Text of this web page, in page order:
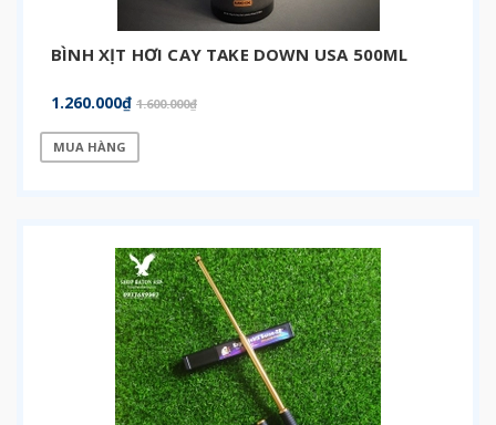
BÌNH XỊT HƠI CAY TAKE DOWN USA 500ML
1.260.000₫ 1.600.000₫
MUA HÀNG